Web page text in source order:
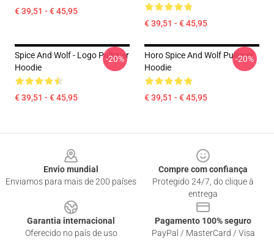
€ 39,51 - € 45,95
€ 39,51 - € 45,95
Spice And Wolf - Logo Pullover
Hoodie
€ 39,51 - € 45,95
-20%
Horo Spice And Wolf Pullover
Hoodie
€ 39,51 - € 45,95
-20%
Envio mundial
Enviamos para mais de 200 países
Compre com confiança
Protegido 24/7, do clique à
entrega
Garantia internacional
Oferecido no país de uso
Pagamento 100% seguro
PayPal / MasterCard / Visa